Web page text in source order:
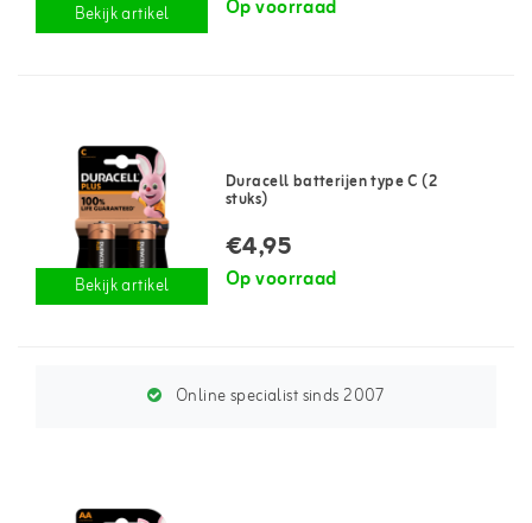
Bekijk artikel Op voorraad
Bekijk artikel
Duracell batterijen type C (2
stuks)
€4,95
Op voorraad
Online specialist sinds 2007